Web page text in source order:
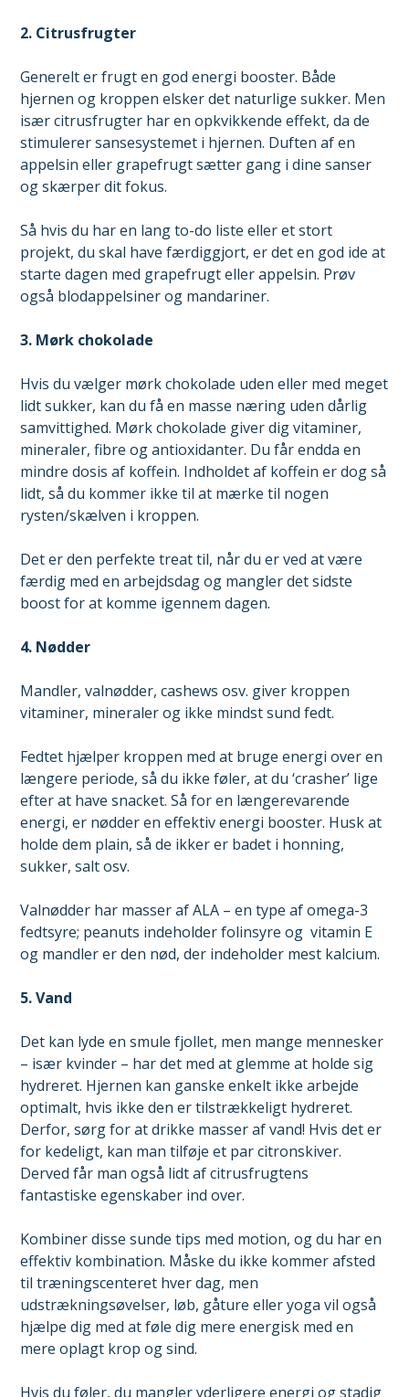
2. Citrusfrugter
Generelt er frugt en god energi booster. Både
hjernen og kroppen elsker det naturlige sukker. Men
især citrusfrugter har en opkvikkende effekt, da de
stimulerer sansesystemet i hjernen. Duften af en
appelsin eller grapefrugt sætter gang i dine sanser
og skærper dit fokus.
Så hvis du har en lang to-do liste eller et stort
projekt, du skal have færdiggjort, er det en god ide at
starte dagen med grapefrugt eller appelsin. Prøv
også blodappelsiner og mandariner.
3. Mørk chokolade
Hvis du vælger mørk chokolade uden eller med meget
lidt sukker, kan du få en masse næring uden dårlig
samvittighed. Mørk chokolade giver dig vitaminer,
mineraler, fibre og antioxidanter. Du får endda en
mindre dosis af koffein. Indholdet af koffein er dog så
lidt, så du kommer ikke til at mærke til nogen
rysten/skælven i kroppen.
Det er den perfekte treat til, når du er ved at være
færdig med en arbejdsdag og mangler det sidste
boost for at komme igennem dagen.
4. Nødder
Mandler, valnødder, cashews osv. giver kroppen
vitaminer, mineraler og ikke mindst sund fedt.
Fedtet hjælper kroppen med at bruge energi over en
længere periode, så du ikke føler, at du ‘crasher’ lige
efter at have snacket. Så for en længerevarende
energi, er nødder en effektiv energi booster. Husk at
holde dem plain, så de ikker er badet i honning,
sukker, salt osv.
Valnødder har masser af ALA – en type af omega-3
fedtsyre; peanuts indeholder folinsyre og vitamin E
og mandler er den nød, der indeholder mest kalcium.
5. Vand
Det kan lyde en smule fjollet, men mange mennesker
– især kvinder – har det med at glemme at holde sig
hydreret. Hjernen kan ganske enkelt ikke arbejde
optimalt, hvis ikke den er tilstrækkeligt hydreret.
Derfor, sørg for at drikke masser af vand! Hvis det er
for kedeligt, kan man tilføje et par citronskiver.
Derved får man også lidt af citrusfrugtens
fantastiske egenskaber ind over.
Kombiner disse sunde tips med motion, og du har en
effektiv kombination. Måske du ikke kommer afsted
til træningscenteret hver dag, men
udstrækningsøvelser, løb, gåture eller yoga vil også
hjælpe dig med at føle dig mere energisk med en
mere oplagt krop og sind.
Hvis du føler, du mangler yderligere energi og stadig